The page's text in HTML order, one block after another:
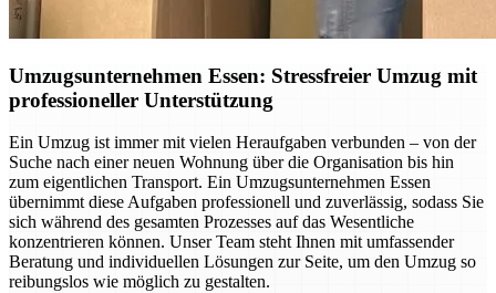
Umzugsunternehmen Essen: Stressfreier Umzug mit
professioneller Unterstützung
Ein Umzug ist immer mit vielen Heraufgaben verbunden – von der
Suche nach einer neuen Wohnung über die Organisation bis hin
zum eigentlichen Transport. Ein Umzugsunternehmen Essen
übernimmt diese Aufgaben professionell und zuverlässig, sodass Sie
sich während des gesamten Prozesses auf das Wesentliche
konzentrieren können. Unser Team steht Ihnen mit umfassender
Beratung und individuellen Lösungen zur Seite, um den Umzug so
reibungslos wie möglich zu gestalten.